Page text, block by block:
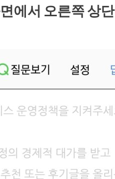
에서 오른쪽 상